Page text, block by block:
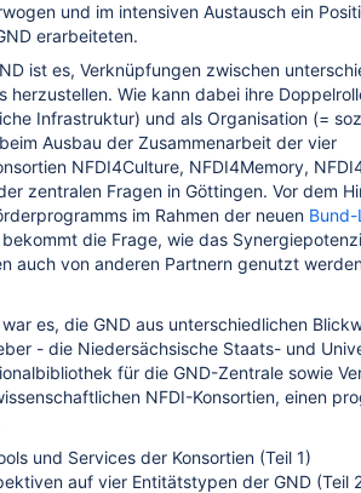
und im intensiven Austausch ein
erarbeiteten.
ist es, Verknüpfungen zwischen
herzustellen. Wie kann dabei ihre
Infrastruktur) und als Organisation (=
Ausbau der Zusammenarbeit der vier
NFDI4Culture, NFDI4Memory,
zentralen Fragen in Göttingen. Vor dem
im Rahmen der neuen
bekommt die Frage, wie das
auch von anderen Partnern genutzt
es, die GND aus unterschiedlichen
- die Niedersächsische Staats- und
für die GND-Zentrale sowie
NFDI-Konsortien, einen
und Services der Konsortien (Teil 1)
auf vier Entitätstypen der GND (Teil